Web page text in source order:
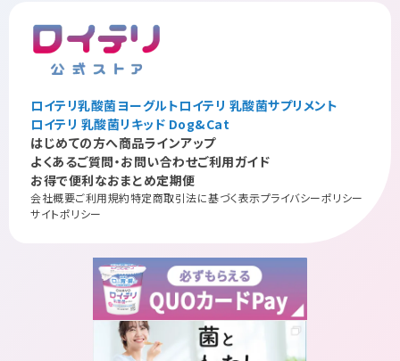
ロイテリ乳酸菌ヨーグルトロイテリ 乳酸菌サプリメント
ロイテリ 乳酸菌リキッド Dog&Cat
はじめての方へ商品ラインアップ
よくあるご質問・お問い合わせご利用ガイド
お得で便利なおまとめ定期便
会社概要ご利用規約特定商取引法に基づく表示プライバシーポリシー
サイトポリシー